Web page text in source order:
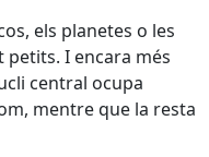
els planetes o les
I encara més
central ocupa
mentre que la resta